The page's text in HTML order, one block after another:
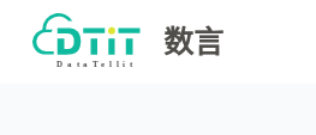
跳
过
数言